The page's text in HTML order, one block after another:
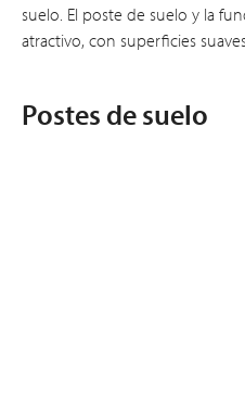
suelo. El poste de suelo y la
atractivo, con superficies
Postes de suelo